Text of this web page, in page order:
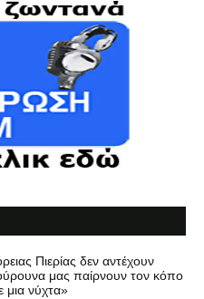
Πιερίας δεν αντέχουν
μας παίρνουν τον κόπο
μια νύχτα»